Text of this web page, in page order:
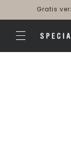
naar de
content
Gratis